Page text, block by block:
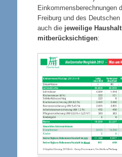
Einkommensberechnungen
Freiburg und des
auch die jeweilige
mitberücksichtigen: